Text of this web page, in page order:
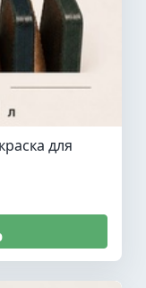
для